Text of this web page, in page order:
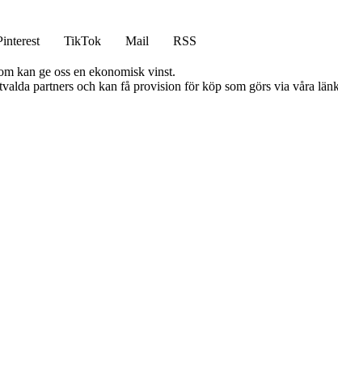
TikTok Mail
RSS
kan ge oss en ekonomisk vinst.
partners och kan få provision för köp som görs via våra